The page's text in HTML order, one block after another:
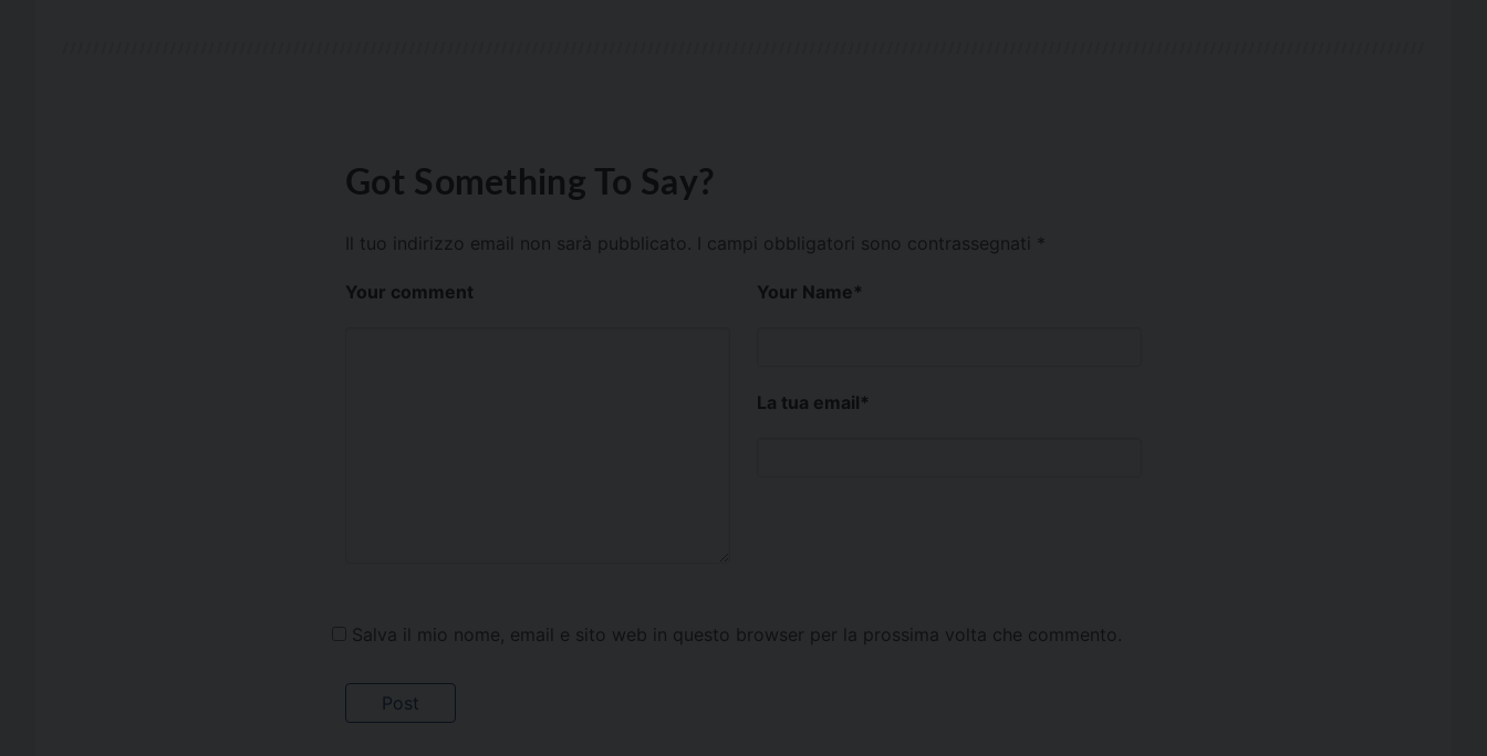
Got Something To Say?
Il tuo indirizzo email non sarà pubblicato. I campi obbligatori sono contrassegnati *
Your comment Your Name*
La tua email*
Salva il mio nome, email e sito web in questo browser per la prossima volta che commento.